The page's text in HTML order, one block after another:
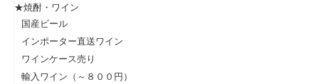
★焼酎・ワイン
国産ビール
インポーター直送ワイン
ワインケース売り
輸入ワイン（～８００円）